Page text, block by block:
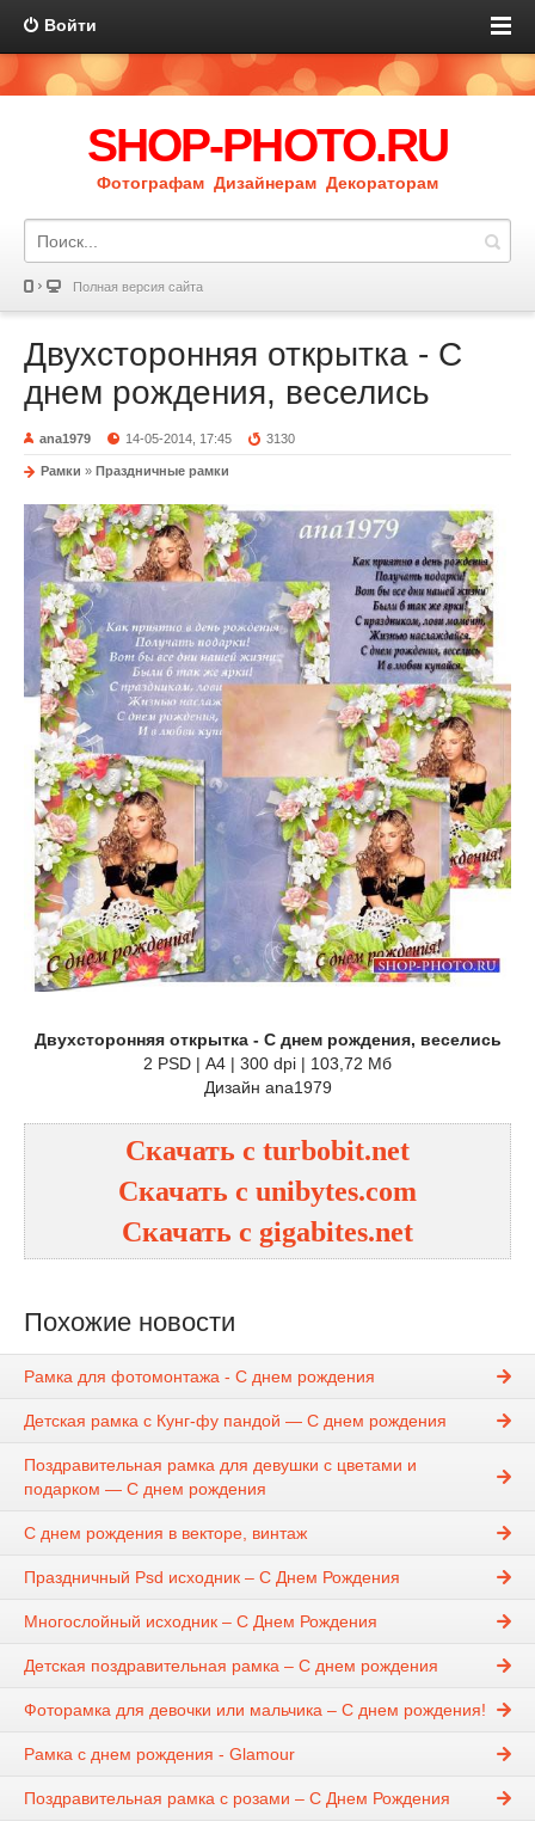
Войти
SHOP-PHOTO.RU
Фотографам Дизайнерам Декораторам
Полная версия сайта
Двухсторонняя открытка - С
днем рождения, веселись
ana1979 14-05-2014, 17:45 3130
Рамки » Праздничные рамки
Двухсторонняя открытка - С днем рождения, веселись
2 PSD | А4 | 300 dpi | 103,72 Мб
Дизайн аnа1979
Скачать с turbobit.net
Скачать с unibytes.com
Скачать с gigabites.net
Похожие новости
Рамка для фотомонтажа - С днем рождения
Детская рамка с Кунг-фу пандой — С днем рождения
Поздравительная рамка для девушки с цветами и
подарком — С днем рождения
С днем рождения в векторе, винтаж
Праздничный Psd исходник – С Днем Рождения
Многослойный исходник – С Днем Рождения
Детская поздравительная рамка – С днем рождения
Фоторамка для девочки или мальчика – С днем рождения!
Рамка с днем рождения - Glamour
Поздравительная рамка с розами – С Днем Рождения